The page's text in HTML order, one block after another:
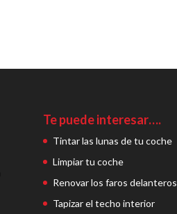
Te puede interesar….
Tintar las lunas de tu coche
Limpiar tu coche
Renovar los faros delanteros
Tapizar el techo interior